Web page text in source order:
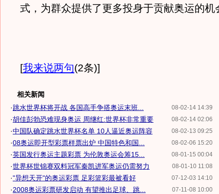
式，为群众提供了更多投身于贡献奥运的机
[我来说两句(2条)]
相关新闻
08-02-14 14:39
·跳水世界杯将开战 各国高手争搭奥运末班...
08-02-14 02:06
·胡佳彭勃恐难现身奥运 周继红:世界杯非常重要
08-02-13 09:25
·中国队确定跳水世界杯名单 10人逼近奥运阵容
08-02-06 15:20
·08奥运即开型彩票样票出炉 中国特色和国...
08-01-15 00:04
·英国发行奥运主题彩票 为伦敦奥运会筹15...
08-01-10 11:08
·世界杯世锦赛双料冠军秦凯进军奥运仍需努力
07-12-03 14:10
·"异想天开"的奥运彩票 足彩篮彩最被看好
07-11-08 10:00
·2008奥运彩票研发启动 有望推出足球、跳...